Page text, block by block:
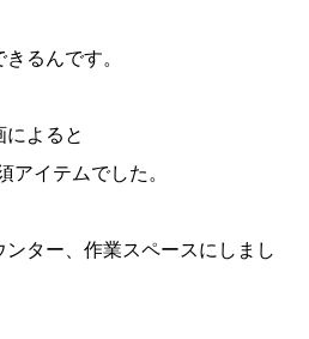
るんです。
よると
アイテムでした。
ンター、作業スペースにしまし